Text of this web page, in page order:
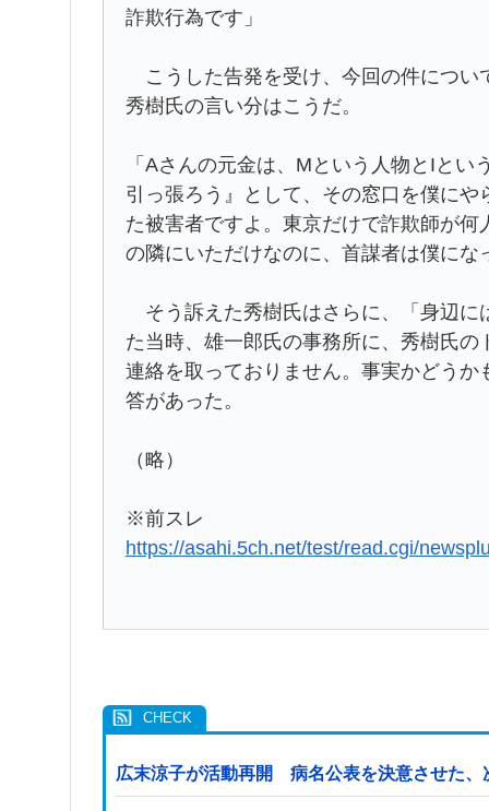
詐欺行為です」
こうした告発を受け、今回の件につい
秀樹氏の言い分はこうだ。
「Aさんの元金は、Mという人物とIと
引っ張ろう』として、その窓口を僕に
た被害者ですよ。東京だけで詐欺師が
の隣にいただけなのに、首謀者は僕にな
そう訴えた秀樹氏はさらに、「身辺に
た当時、雄一郎氏の事務所に、秀樹氏
連絡を取っておりません。事実かどう
答があった。
（略）
※前スレ
https://asahi.5ch.net/test/read.cgi/
広末涼子が活動再開 病名公表を決意させた、